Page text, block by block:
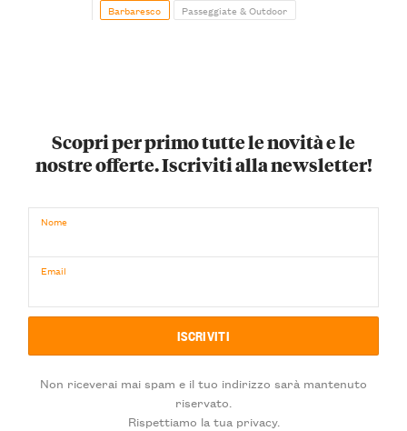
Barbaresco Passeggiate & Outdoor
Scopri per primo tutte le novità e le
nostre offerte. Iscriviti alla newsletter!
Nome
Email
Non riceverai mai spam e il tuo indirizzo sarà mantenuto
riservato.
Rispettiamo la tua privacy.